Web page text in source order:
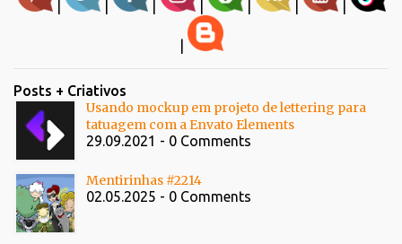
| | | | | | |
Posts + Criativos
Usando mockup em projeto de lettering para
tatuagem com a Envato Elements
29.09.2021 - 0 Comments
Mentirinhas #2214
02.05.2025 - 0 Comments